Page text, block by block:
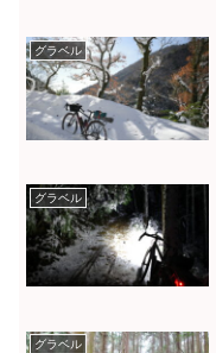
グラベル
グラベル
グラベル